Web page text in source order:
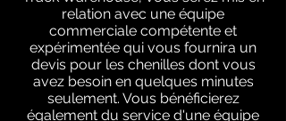
relation avec une équipe
commerciale compétente et
expérimentée qui vous fournira un
devis pour les chenilles dont vous
avez besoin en quelques minutes
seulement. Vous bénéficierez
également du service d'une équipe